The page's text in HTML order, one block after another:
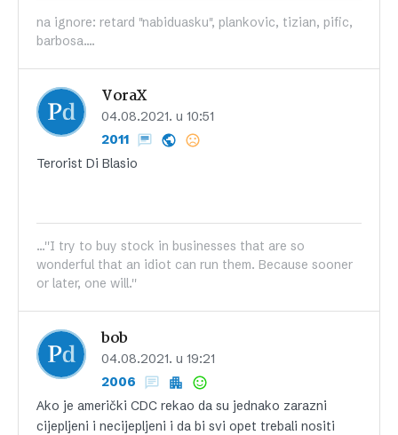
na ignore: retard "nabiduasku", plankovic, tizian, pific,
barbosa....
VoraX
04.08.2021. u 10:51
2011
Terorist Di Blasio
...''I try to buy stock in businesses that are so
wonderful that an idiot can run them. Because sooner
or later, one will.''
bob
04.08.2021. u 19:21
2006
Ako je američki CDC rekao da su jednako zarazni
cijepljeni i necijepljeni i da bi svi opet trebali nositi